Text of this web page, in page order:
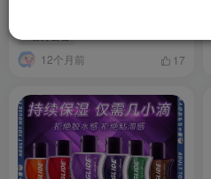
12个月前 17